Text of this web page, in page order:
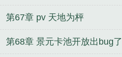
第67章 pv 天地为枰
第68章 景元卡池开放出bug了